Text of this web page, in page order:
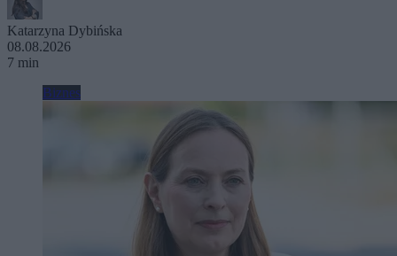
Katarzyna Dybińska
08.08.2026
7 min
Biznes